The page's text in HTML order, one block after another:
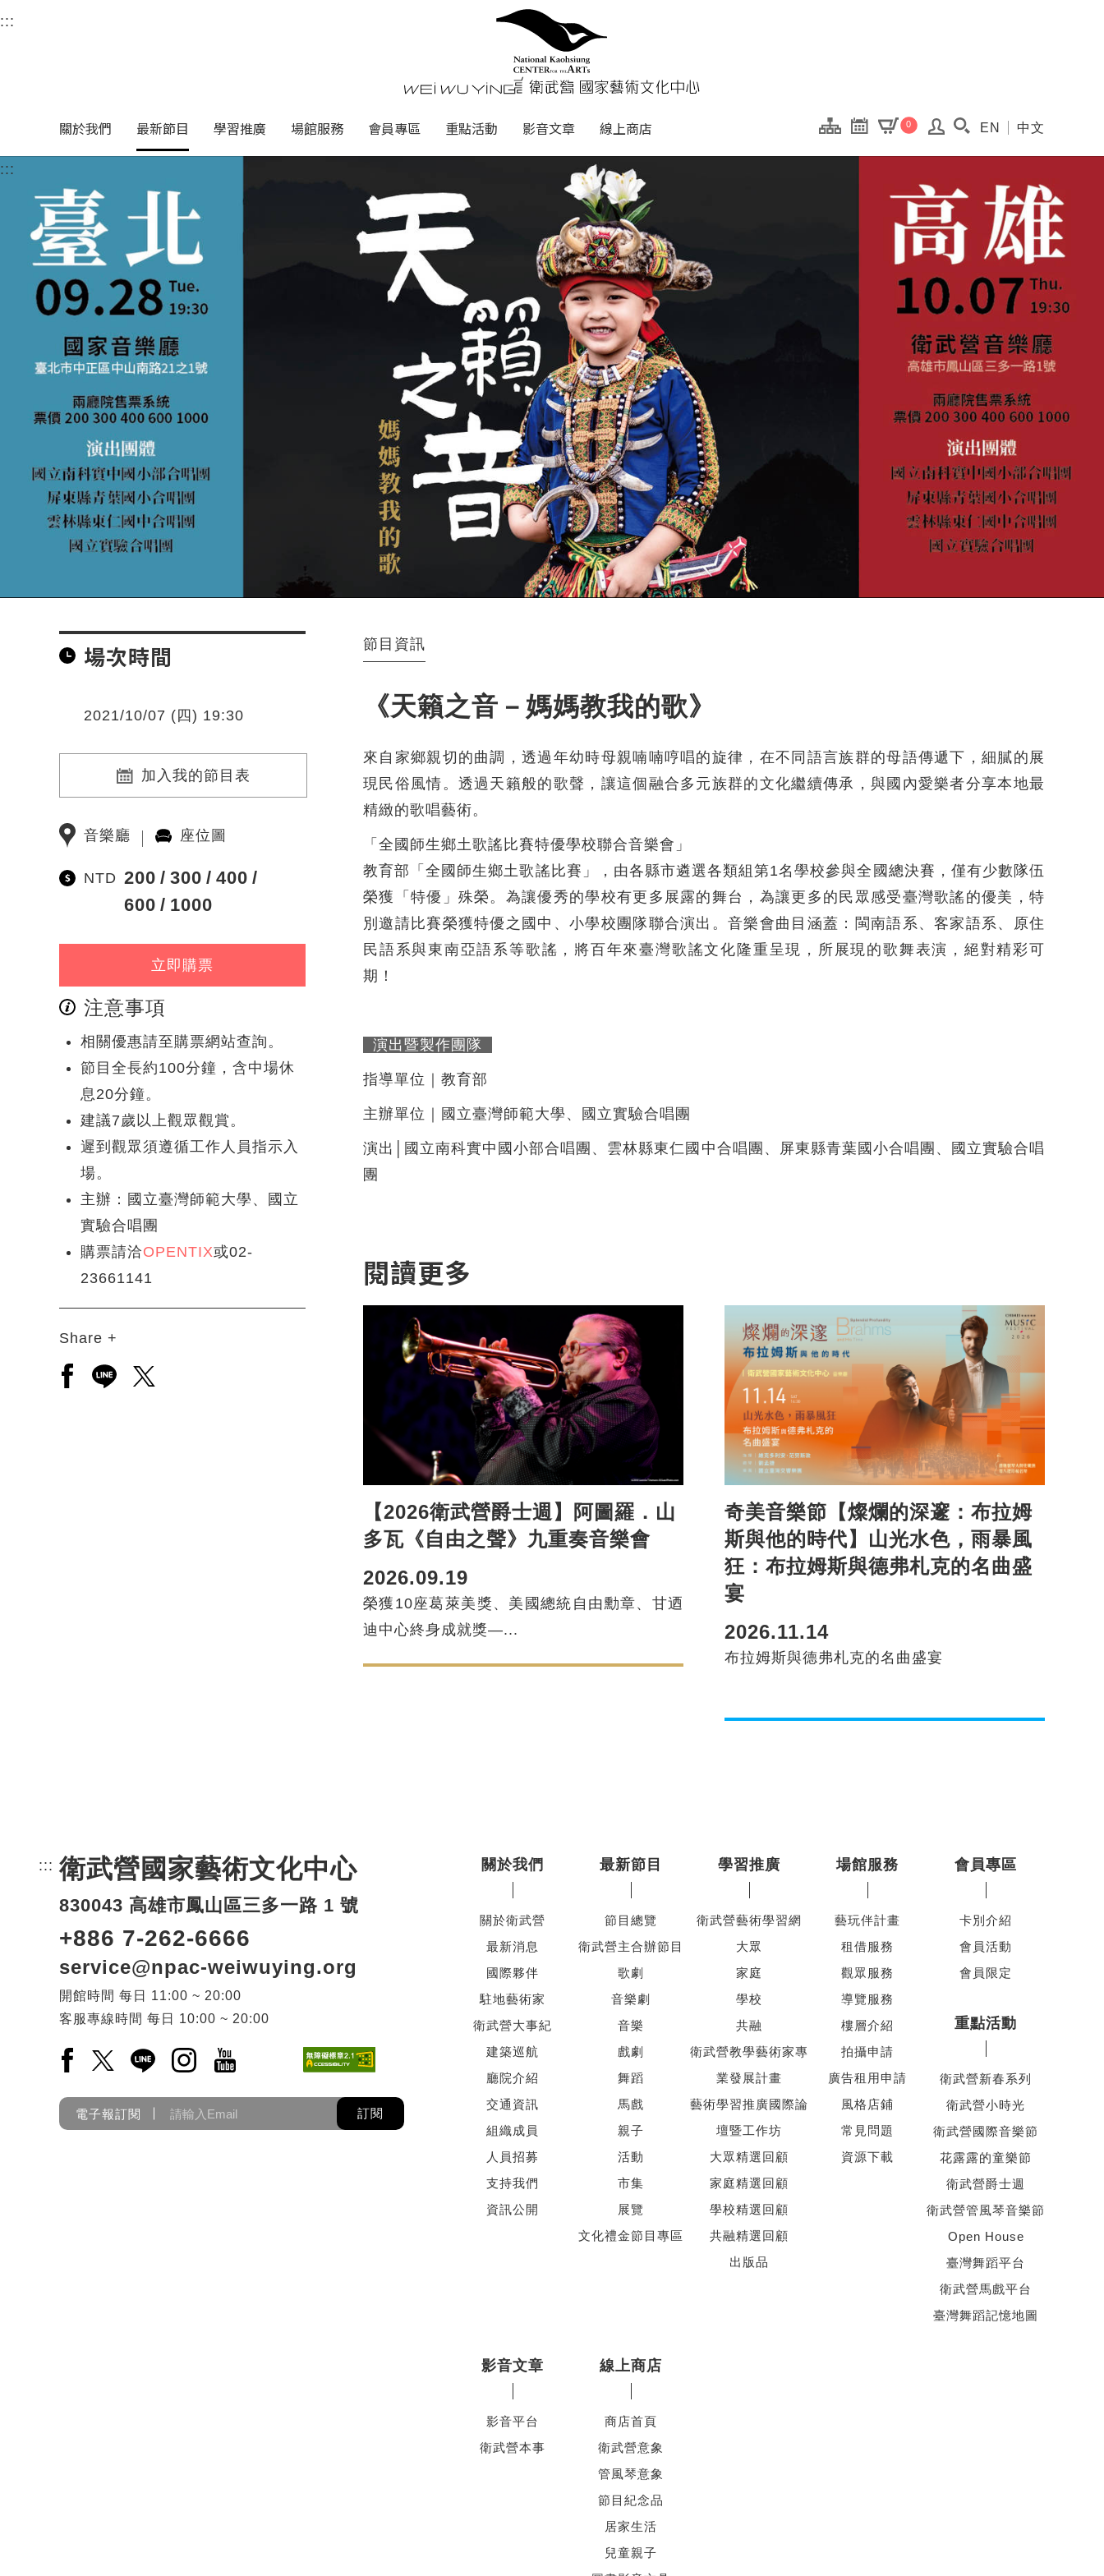
衛武營國家藝術文化中心
中央內容區塊，為本頁主要內容區。
::: 衛武營國家藝術文化中心 National
關於我們 最新節目 學習推廣 場館服務 會員專區 重點活動 影音文章 線上商店 0 搜尋(開啟搜尋視窗)
EN 中文
:::
場次時間
2021/10/07 (四) 19:30
加入我的節目表
音樂廳 座位圖
NTD 200 300
400
600
1000
立即購票
注意事項
相關優惠請至購票網站查詢。
節目全長約100分鐘，含中場休
息20分鐘。
建議7歲以上觀眾觀賞。
遲到觀眾須遵循工作人員指示入
場。
主辦：國立臺灣師範大學、國立
實驗合唱團
購票請洽OPENTIX或02-
23661141
Share +
另開新視窗分享至facebook
另開新視窗分享至line
另開新視窗分享至twitter
節目資訊
《天籟之音－媽媽教我的歌》
來自家鄉親切的曲調，透過年幼時母親喃喃哼唱的旋律，在不同語言族群的母語傳遞下，細膩的展
現民俗風情。透過天籟般的歌聲，讓這個融合多元族群的文化繼續傳承，與國內愛樂者分享本地最
精緻的歌唱藝術。
「全國師生鄉土歌謠比賽特優學校聯合音樂會」
教育部「全國師生鄉土歌謠比賽」，由各縣市遴選各類組第1名學校參與全國總決賽，僅有少數隊伍
榮獲「特優」殊榮。為讓優秀的學校有更多展露的舞台，為讓更多的民眾感受臺灣歌謠的優美，特
別邀請比賽榮獲特優之國中、小學校團隊聯合演出。音樂會曲目涵蓋：閩南語系、客家語系、原住
民語系與東南亞語系等歌謠，將百年來臺灣歌謠文化隆重呈現，所展現的歌舞表演，絕對精彩可
期！
演出暨製作團隊
指導單位｜教育部
主辦單位｜國立臺灣師範大學、國立實驗合唱團
演出│國立南科實中國小部合唱團、雲林縣東仁國中合唱團、屏東縣青葉國小合唱團、國立實驗合唱
團
閱讀更多
【2026衛武營爵士週】阿圖羅．山
多瓦《自由之聲》九重奏音樂會
2026.09.19
榮獲10座葛萊美獎、美國總統自由勳章、甘迺
迪中心終身成就獎—...
奇美音樂節【燦爛的深邃：布拉姆
斯與他的時代】山光水色，雨暴風
狂：布拉姆斯與德弗札克的名曲盛
宴
2026.11.14
布拉姆斯與德弗札克的名曲盛宴
::: 頁尾網站資訊。
衛武營國家藝術文化中心
830043 高雄市鳳山區三多一路 1 號
+886 7-262-6666
service@npac-weiwuying.org
開館時間 每日
11:00 ~ 20:00
客服專線時間 每日 10:00 ~ 20:00
Facebook(另開新視窗)
X(另開新視窗)
LINE(另開新視窗)
Instagram(另開新視窗)
YouTube(另開新視窗)
電子報訂閱 訂閱
關於我們
關於衛武營
最新消息
國際夥伴
駐地藝術家
衛武營大事紀
建築巡航
廳院介紹
交通資訊
組織成員
人員招募
支持我們
資訊公開
最新節目
節目總覽
衛武營主合辦節目
歌劇
音樂劇
音樂
戲劇
舞蹈
馬戲
親子
活動
市集
展覽
文化禮金節目專區
學習推廣
衛武營藝術學習網
大眾
家庭
學校
共融
衛武營教學藝術家專
業發展計畫
藝術學習推廣國際論
壇暨工作坊
大眾精選回顧
家庭精選回顧
學校精選回顧
共融精選回顧
出版品
場館服務
藝玩伴計畫
租借服務
觀眾服務
導覽服務
樓層介紹
拍攝申請
廣告租用申請
風格店鋪
常見問題
資源下載
會員專區
卡別介紹
會員活動
會員限定
重點活動
衛武營新春系列
衛武營小時光
衛武營國際音樂節
花露露的童樂節
衛武營爵士週
衛武營管風琴音樂節
Open House
臺灣舞蹈平台
衛武營馬戲平台
臺灣舞蹈記憶地圖
影音文章
影音平台
衛武營本事
線上商店
商店首頁
衛武營意象
管風琴意象
節目紀念品
居家生活
兒童親子